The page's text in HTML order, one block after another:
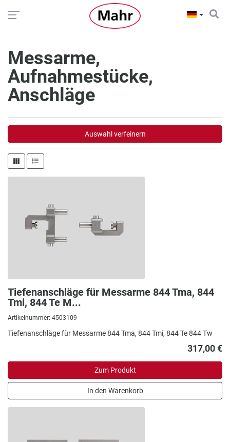
Messarme,
Aufnahmestücke,
Anschläge
Auswahl verfeinern
Tiefenanschläge für Messarme 844 Tma, 844
Tmi, 844 Te M...
Artikelnummer: 4503109
Tiefenanschläge für Messarme 844 Tma, 844 Tmi, 844 Te 844 Tw
317,00 €
Zum Produkt
In den Warenkorb